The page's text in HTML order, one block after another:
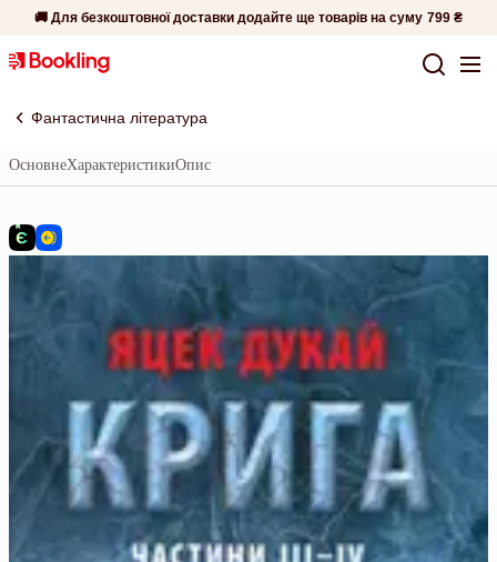
🚚 Для безкоштовної доставки додайте ще товарів на суму 799 ₴
Фантастична література
ОсновнеХарактеристикиОпис